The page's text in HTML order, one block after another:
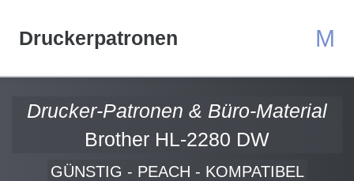
Druckerpatronen M
Drucker-Patronen & Büro-Material
Brother HL-2280 DW
GÜNSTIG - PEACH - KOMPATIBEL